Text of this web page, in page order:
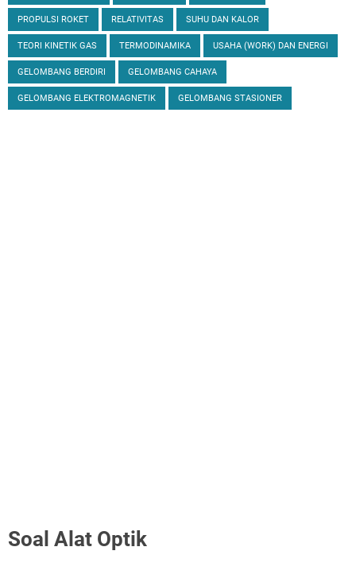
PROPULSI ROKET RELATIVITAS SUHU DAN KALOR
TEORI KINETIK GAS TERMODINAMIKA USAHA (WORK) DAN ENERGI
GELOMBANG BERDIRI GELOMBANG CAHAYA
GELOMBANG ELEKTROMAGNETIK GELOMBANG STASIONER
Soal Alat Optik